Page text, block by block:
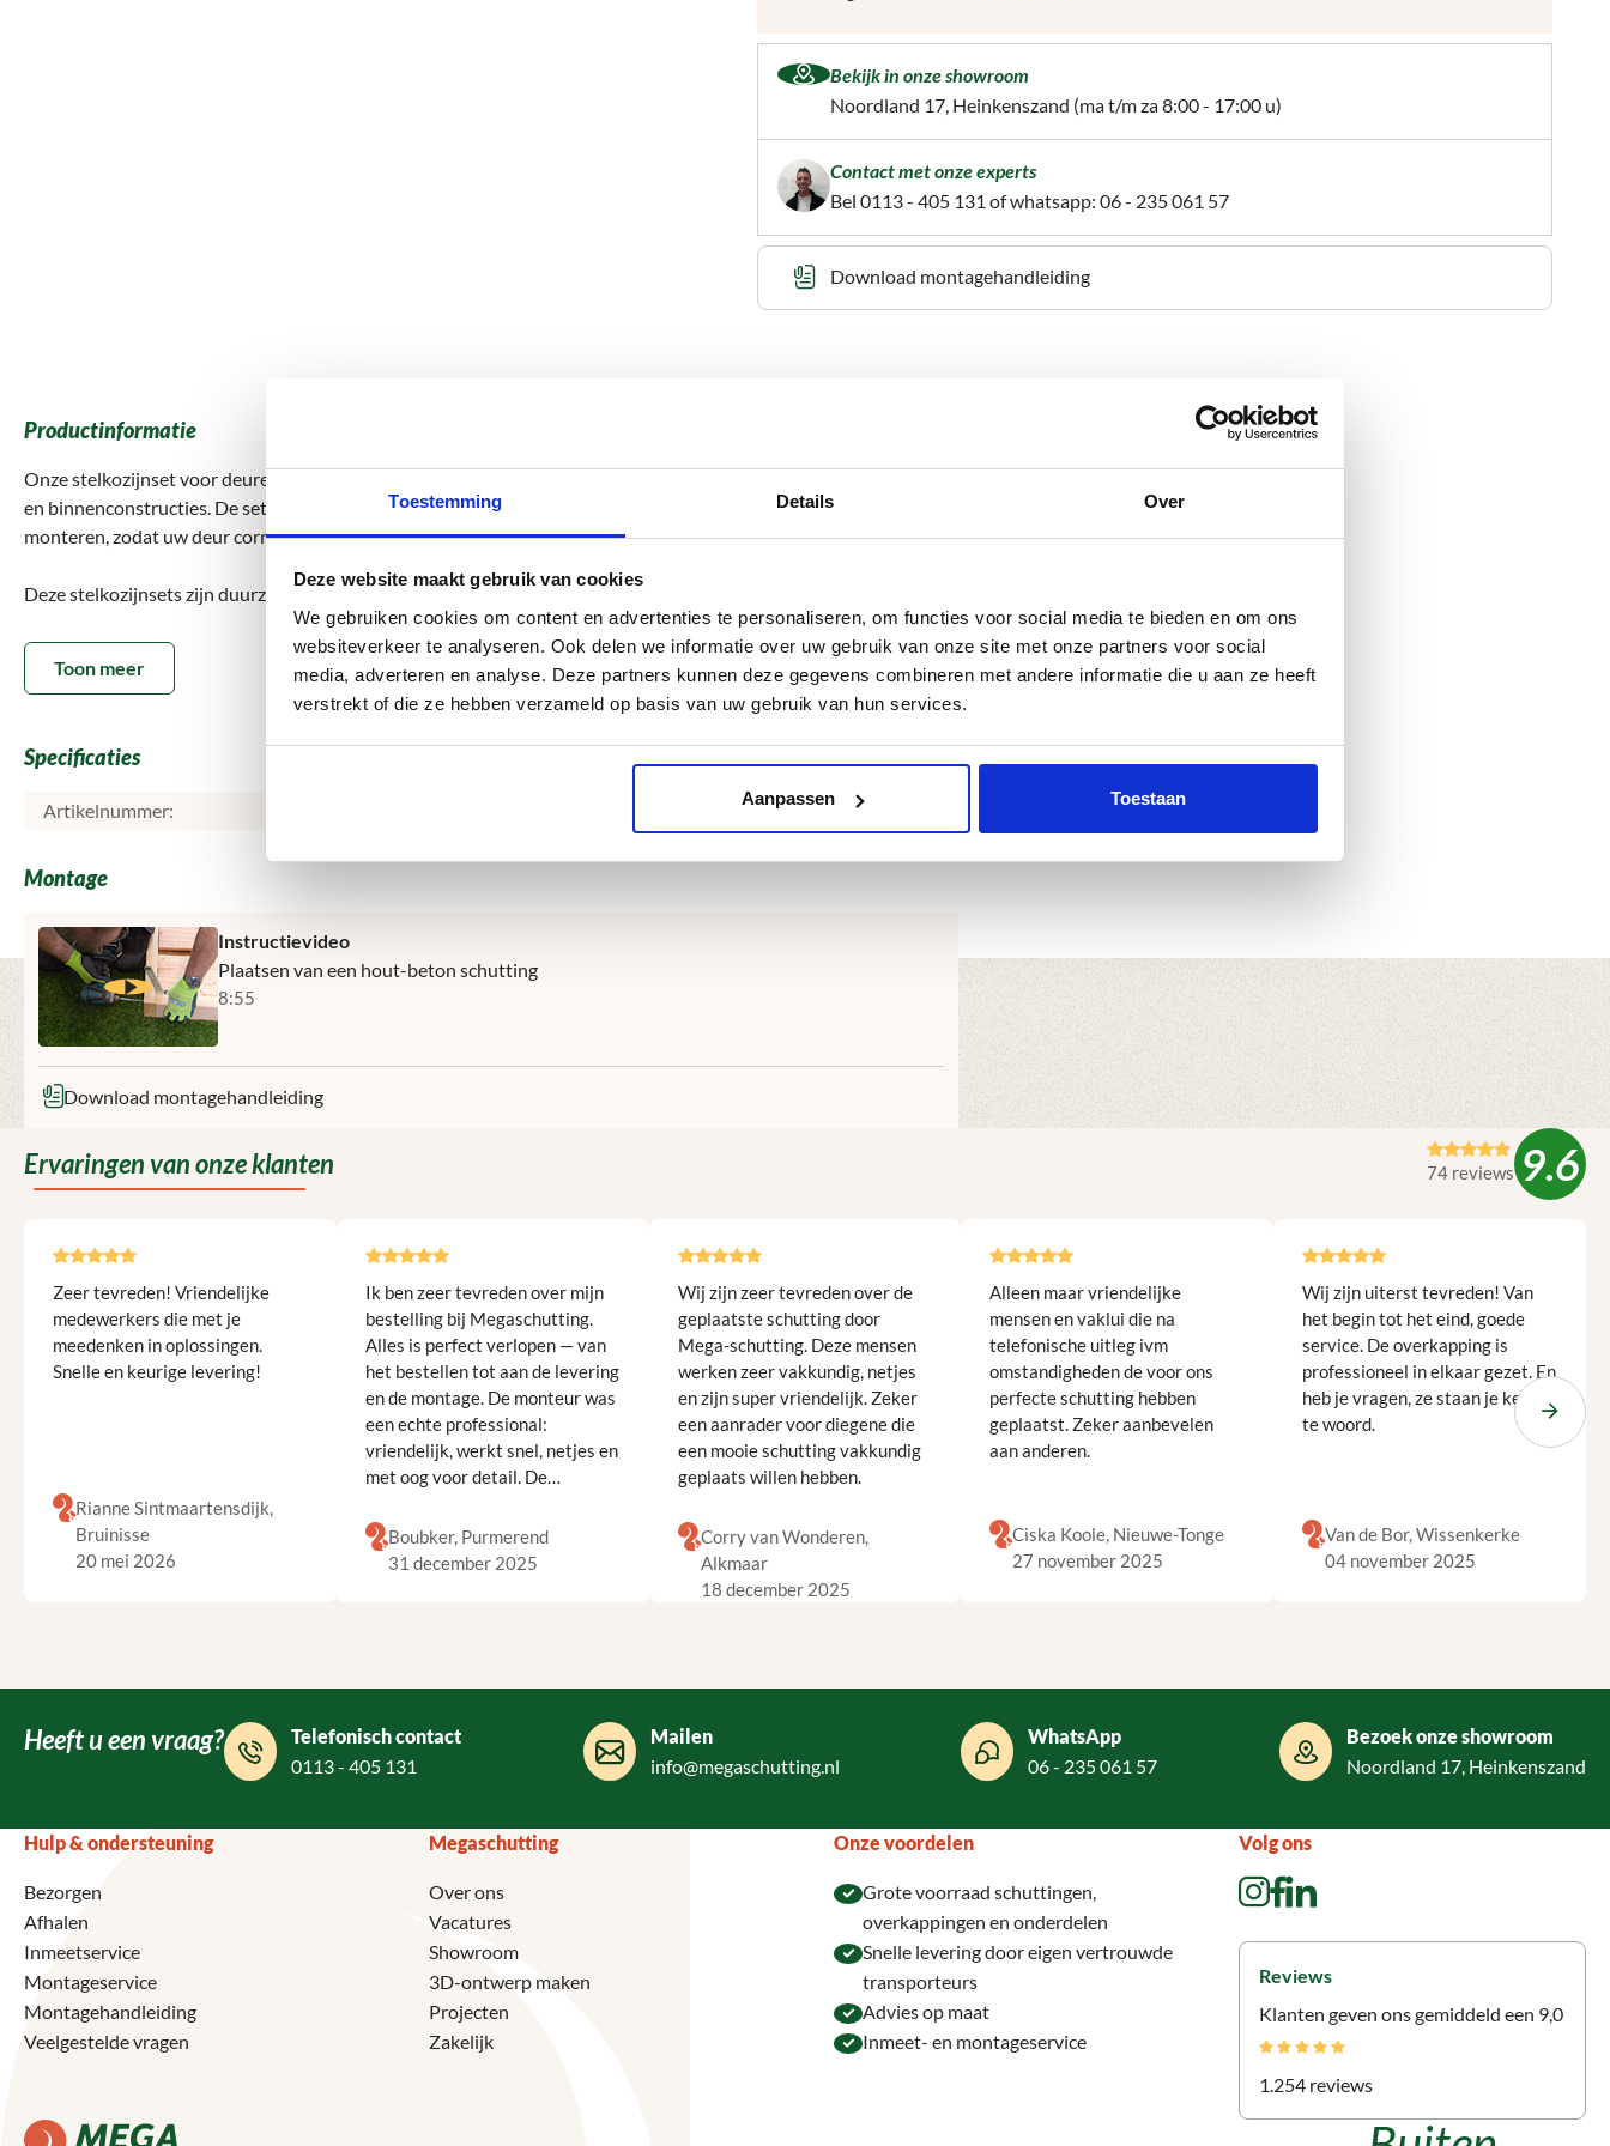
Toestemming Details Over
Deze website maakt gebruik van cookies
We gebruiken cookies om content en advertenties te personaliseren, om functies voor social media te bieden en om ons
websiteverkeer te analyseren. Ook delen we informatie over uw gebruik van onze site met onze partners voor social
media, adverteren en analyse. Deze partners kunnen deze gegevens combineren met andere informatie die u aan ze heeft
verstrekt of die ze hebben verzameld op basis van uw gebruik van hun services.
Aanpassen Toestaan
Bekijk in onze showroom
Noordland 17, Heinkenszand (ma t/m za 8:00 - 17:00 u)
Contact met onze experts
Bel 0113 - 405 131 of whatsapp: 06 - 235 061 57
Download montagehandleiding
Productinformatie
Onze stelkozijnset voor deuren is ideaal voor het eenvoudig en nauwkeurig plaatsen van deuren in diverse buiten-
en binnenconstructies. De set bevat alle benodigde onderdelen om een deurkozijn stevig, waterpas en stabiel te
monteren, zodat uw deur correct sluit en optimaal functioneert.
Deze stelkozijnsets zijn duurzaam en maatvast en geschikt voor verschillende deurafmetingen en houtsoorten. Ze
bieden een praktische oplossing voor zowel doe-het-zelvers als professionals, waardoor montage snel en foutloos
verloopt.
Voordelen van een stelkozijnset voor deuren
> Zorgt voor een stevig en waterpas deurkozijn
> Geschikt voor verschillende deurtypes en afmetingen
> Ideaal voor zowel particuliere als professionele toepassingen
aanpassingen of problemen tijdens de montage.
Toon meer
Specificaties
Artikelnummer:
Montage
Instructievideo
Plaatsen van een hout-beton schutting
8:55
Download montagehandleiding
Ervaringen van onze klanten 74 reviews 9.6
Zeer tevreden! Vriendelijke
medewerkers die met je
meedenken in oplossingen.
Snelle en keurige levering!
Rianne Sintmaartensdijk,
Bruinisse
20 mei 2026
Ik ben zeer tevreden over mijn
bestelling bij Megaschutting.
Alles is perfect verlopen — van
het bestellen tot aan de levering
en de montage. De monteur was
een echte professional:
vriendelijk, werkt snel, netjes en
met oog voor detail. De
Kortom, topkwaliteit en
uitstekende service! Aanrader!
Boubker, Purmerend
31 december 2025
Wij zijn zeer tevreden over de
geplaatste schutting door
Mega-schutting. Deze mensen
werken zeer vakkundig, netjes
en zijn super vriendelijk. Zeker
een aanrader voor diegene die
een mooie schutting vakkundig
geplaats willen hebben.
Corry van Wonderen,
Alkmaar
18 december 2025
Alleen maar vriendelijke
mensen en vaklui die na
telefonische uitleg ivm
omstandigheden de voor ons
perfecte schutting hebben
geplaatst. Zeker aanbevelen
aan anderen.
Ciska Koole, Nieuwe-Tonge
27 november 2025
Wij zijn uiterst tevreden! Van
het begin tot het eind, goede
service. De overkapping is
professioneel in elkaar gezet. En
heb je vragen, ze staan je keurig
te woord.
Van de Bor, Wissenkerke
04 november 2025
Heeft u een vraag?
Telefonisch contact
0113 - 405 131
Mailen
info@megaschutting.nl
WhatsApp
06 - 235 061 57
Bezoek onze showroom
Noordland 17, Heinkenszand
Hulp & ondersteuning
Bezorgen
Afhalen
Inmeetservice
Montageservice
Montagehandleiding
Veelgestelde vragen
Megaschutting
Over ons
Vacatures
Showroom
3D-ontwerp maken
Projecten
Zakelijk
Onze voordelen
Grote voorraad schuttingen,
overkappingen en onderdelen
Snelle levering door eigen vertrouwde
transporteurs
Advies op maat
Inmeet- en montageservice
Volg ons
Reviews
Klanten geven ons gemiddeld een 9,0
1.254 reviews